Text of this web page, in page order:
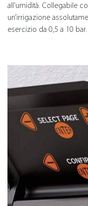
all’umidità. Collegabile
un’irrigazione
esercizio da 0,5 a 10